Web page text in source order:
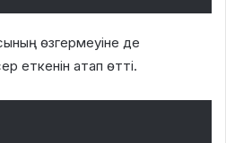
өзгермеуіне де
еткенін атап өтті.